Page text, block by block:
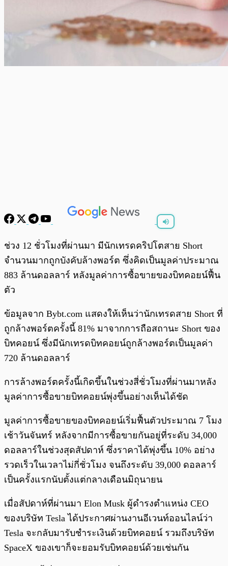
พร้อมเล่น
ช่วง 12 ชั่วโมงที่ผ่านมา มีนักเทรดคริปโตสาย Short
จำนวนมากถูกบังคับล้างพอร์ต ซึ่งคิดเป็นมูลค่าประมาณ
883 ล้านดอลลาร์ หลังมูลค่าการซื้อขายของบิทคอยน์ฟื้น
ตัว
ข้อมูลจาก Bybt.com แสดงให้เห็นว่านักเทรดสาย Short ที่
ถูกล้างพอร์ตครั้งนี้ 81% มาจากการถือสถานะ Short ของ
บิทคอยน์ ซึ่งมีนักเทรดบิทคอยน์ถูกล้างพอร์ตเป็นมูลค่า
720 ล้านดอลลาร์
การล้างพอร์ตครั้งนี้เกิดขึ้นในช่วงสี่ชั่วโมงที่ผ่านมาหลัง
มูลค่าการซื้อขายบิทคอยน์พุ่งขึ้นอย่างเห็นได้ชัด
มูลค่าการซื้อขายของบิทคอยน์เริ่มฟื้นตัวประมาณ 7 โมง
เช้าวันจันทร์ หลังจากมีการซื้อขายกันอยู่ที่ระดับ 34,000
ดอลลาร์ในช่วงสุดสัปดาห์ ซึ่งราคาได้พุ่งขึ้น 10% อย่าง
รวดเร็วในเวลาไม่กี่ชั่วโมง จนถึงระดับ 39,000 ดอลลาร์
เป็นครั้งแรกนับตั้งแต่กลางเดือนมิถุนายน
เมื่อสัปดาห์ที่ผ่านมา Elon Musk ผู้ดำรงตำแหน่ง CEO
ของบริษัท Tesla ได้ประกาศผ่านงานอีเวนท์ออนไลน์ว่า
Tesla จะกลับมารับชำระเงินด้วยบิทคอยน์ รวมถึงบริษัท
SpaceX ของเขาก็จะยอมรับบิทคอยน์ด้วยเช่นกัน